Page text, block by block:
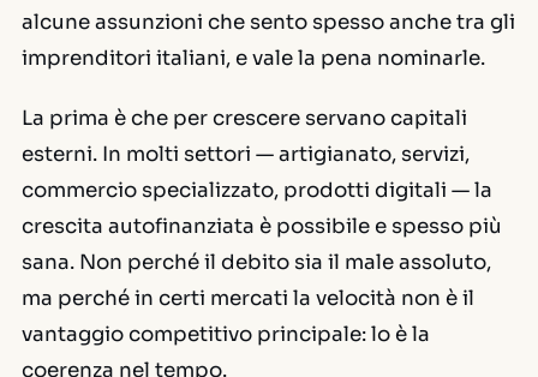
alcune assunzioni che sento spesso anche tra gli
imprenditori italiani, e vale la pena nominarle.
La prima è che per crescere servano capitali
esterni. In molti settori — artigianato, servizi,
commercio specializzato, prodotti digitali — la
crescita autofinanziata è possibile e spesso più
sana. Non perché il debito sia il male assoluto,
ma perché in certi mercati la velocità non è il
vantaggio competitivo principale: lo è la
coerenza nel tempo.